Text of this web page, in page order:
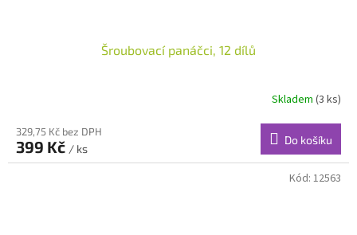
Šroubovací panáčci, 12 dílů
Skladem (3 ks)
329,75 Kč bez DPH
399 Kč / ks
Do košíku
Kód: 12563